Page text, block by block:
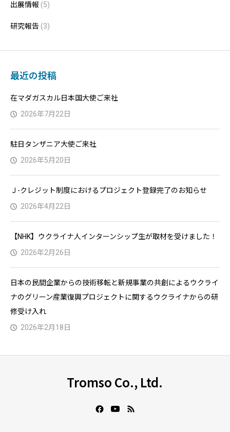
出展情報 (5)
研究報告 (3)
最近の投稿
在マダガスカル日本国大使ご来社
2026年7月22日
駐日タンザニア大使ご来社
2026年5月20日
Ｊ-クレジット制度におけるプロジェクト登録完了のお知らせ
2026年4月22日
【NHK】ウクライナ人インターンシップ生が取材を受けました！
2026年2月26日
日本の民間企業からの技術移転と新規事業の共創によるウクライ
ナのグリーン産業復興プロジェクトに関するウクライナからの研
修受け入れ
2026年2月18日
Tromso Co., Ltd.